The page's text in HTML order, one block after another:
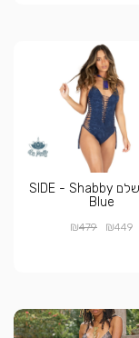
בגד ים שלם SIDE - Shabby
Blue
₪449
₪479